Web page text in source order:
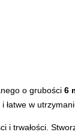
o grubości 6
łatwe w
i trwałości.